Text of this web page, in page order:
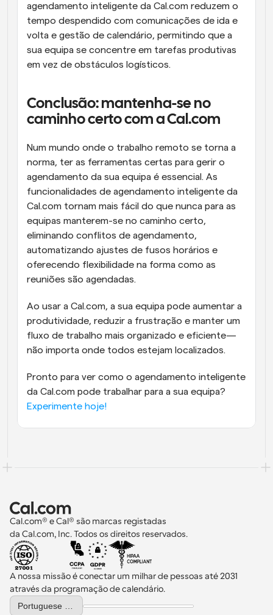
agendamento inteligente da Cal.com reduzem o
tempo despendido com comunicações de ida e
volta e gestão de calendário, permitindo que a
sua equipa se concentre em tarefas produtivas
em vez de obstáculos logísticos.
Conclusão: mantenha-se no
caminho certo com a Cal.com
Num mundo onde o trabalho remoto se torna a
norma, ter as ferramentas certas para gerir o
agendamento da sua equipa é essencial. As
funcionalidades de agendamento inteligente da
Cal.com tornam mais fácil do que nunca para as
equipas manterem-se no caminho certo,
eliminando conflitos de agendamento,
automatizando ajustes de fusos horários e
oferecendo flexibilidade na forma como as
reuniões são agendadas.
Ao usar a Cal.com, a sua equipa pode aumentar a
produtividade, reduzir a frustração e manter um
fluxo de trabalho mais organizado e eficiente—
não importa onde todos estejam localizados.
Pronto para ver como o agendamento inteligente
Experimente hoje!
Cal.com® e Cal® são marcas registadas
da Cal.com, Inc. Todos os direitos reservados.
A nossa missão é conectar um milhar de pessoas até 2031
através da programação de calendário.
Select Language